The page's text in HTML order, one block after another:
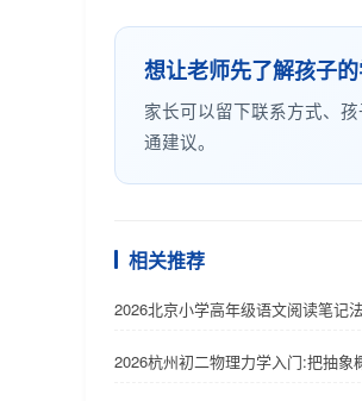
想让老师先了解孩子的
家长可以留下联系方式、
通建议。
相关推荐
2026北京小学高年级语文阅读笔记
2026杭州初二物理力学入门:把抽象